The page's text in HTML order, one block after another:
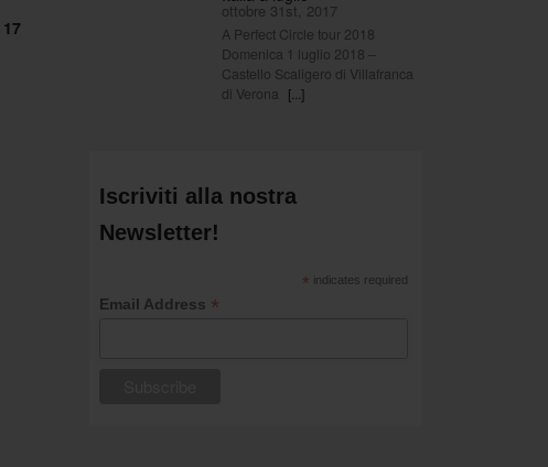
ottobre 31st, 2017
A Perfect Circle tour 2018
Domenica 1 luglio 2018 –
Castello Scaligero di Villafranca
di Verona [...]
Iscriviti alla nostra
Newsletter!
* indicates required
Email Address *